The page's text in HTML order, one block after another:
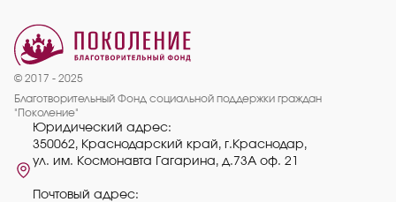
© 2017 - 2025
Благотворительный Фонд социальной поддержки граждан
"Поколение"
Юридический адрес:
350062, Краснодарский край, г.Краснодар,
ул. им. Космонавта Гагарина, д.73А оф. 21
Почтовый адрес: